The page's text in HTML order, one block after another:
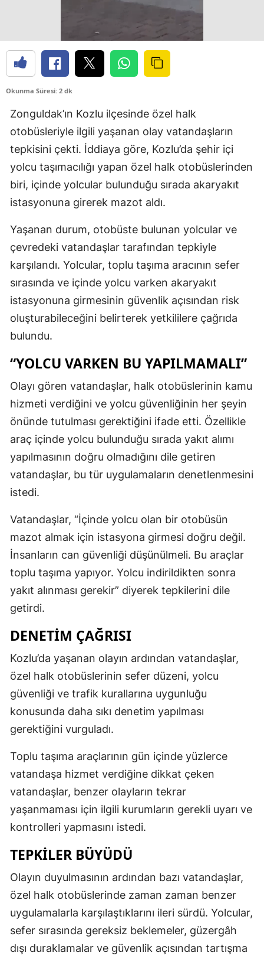
Okunma Süresi: 2 dk
Zonguldak’ın Kozlu ilçesinde özel halk
otobüsleriyle ilgili yaşanan olay vatandaşların
tepkisini çekti. İddiaya göre, Kozlu’da şehir içi
yolcu taşımacılığı yapan özel halk otobüslerinden
biri, içinde yolcular bulunduğu sırada akaryakıt
istasyonuna girerek mazot aldı.
Yaşanan durum, otobüste bulunan yolcular ve
çevredeki vatandaşlar tarafından tepkiyle
karşılandı. Yolcular, toplu taşıma aracının sefer
sırasında ve içinde yolcu varken akaryakıt
istasyonuna girmesinin güvenlik açısından risk
oluşturabileceğini belirterek yetkililere çağrıda
bulundu.
“YOLCU VARKEN BU YAPILMAMALI”
Olayı gören vatandaşlar, halk otobüslerinin kamu
hizmeti verdiğini ve yolcu güvenliğinin her şeyin
önünde tutulması gerektiğini ifade etti. Özellikle
araç içinde yolcu bulunduğu sırada yakıt alımı
yapılmasının doğru olmadığını dile getiren
vatandaşlar, bu tür uygulamaların denetlenmesini
istedi.
Vatandaşlar, “İçinde yolcu olan bir otobüsün
mazot almak için istasyona girmesi doğru değil.
İnsanların can güvenliği düşünülmeli. Bu araçlar
toplu taşıma yapıyor. Yolcu indirildikten sonra
yakıt alınması gerekir” diyerek tepkilerini dile
getirdi.
DENETIM ÇAĞRISI
Kozlu’da yaşanan olayın ardından vatandaşlar,
özel halk otobüslerinin sefer düzeni, yolcu
güvenliği ve trafik kurallarına uygunluğu
konusunda daha sıkı denetim yapılması
gerektiğini vurguladı.
Toplu taşıma araçlarının gün içinde yüzlerce
vatandaşa hizmet verdiğine dikkat çeken
vatandaşlar, benzer olayların tekrar
yaşanmaması için ilgili kurumların gerekli uyarı ve
kontrolleri yapmasını istedi.
TEPKILER BÜYÜDÜ
Olayın duyulmasının ardından bazı vatandaşlar,
özel halk otobüslerinde zaman zaman benzer
uygulamalarla karşılaştıklarını ileri sürdü. Yolcular,
sefer sırasında gereksiz beklemeler, güzergâh
dışı duraklamalar ve güvenlik açısından tartışma